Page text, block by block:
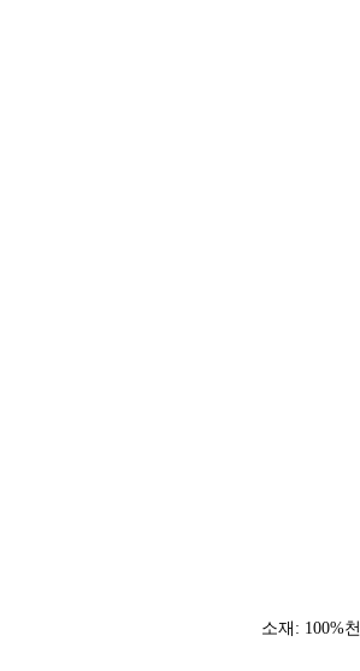
소재: 100%